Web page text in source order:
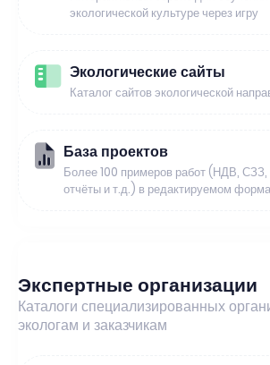
экологической культуре через игру
Экологические сайты
Каталог сайтов экологической
База проектов
Более 100 примеров работ (НДВ,
отчёты и т.д.) в редактируемом
Экспертные организации
Каталоги специализированных
экологам и заказчикам